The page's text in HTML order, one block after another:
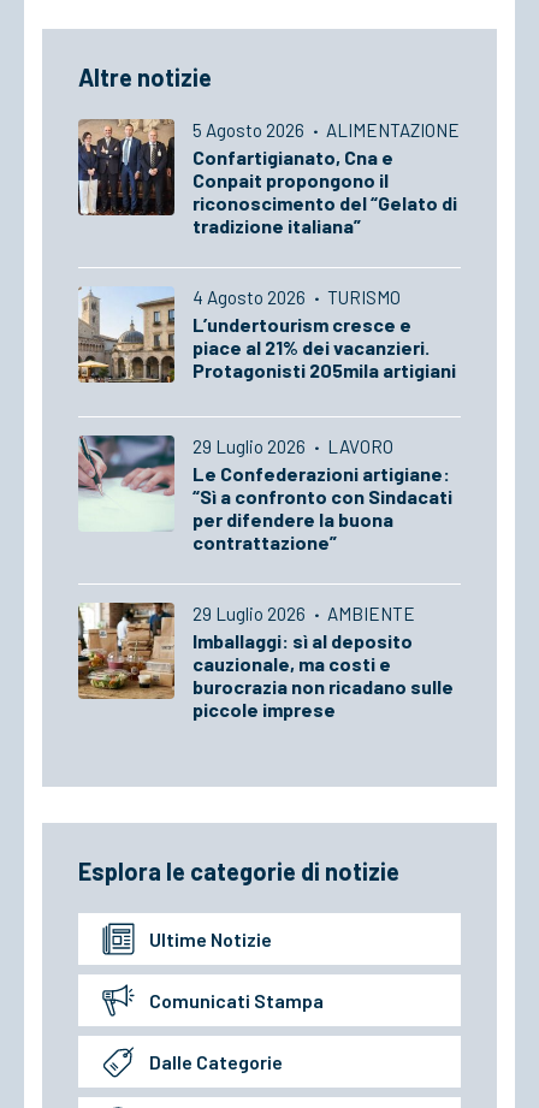
Altre notizie
5 Agosto 2026 · ALIMENTAZIONE
Confartigianato, Cna e
Conpait propongono il
riconoscimento del “Gelato di
tradizione italiana”
4 Agosto 2026 · TURISMO
L’undertourism cresce e
piace al 21% dei vacanzieri.
Protagonisti 205mila artigiani
29 Luglio 2026 · LAVORO
Le Confederazioni artigiane:
“Sì a confronto con Sindacati
per difendere la buona
contrattazione”
29 Luglio 2026 · AMBIENTE
Imballaggi: sì al deposito
cauzionale, ma costi e
burocrazia non ricadano sulle
piccole imprese
Esplora le categorie di notizie
Ultime Notizie
Comunicati Stampa
Dalle Categorie